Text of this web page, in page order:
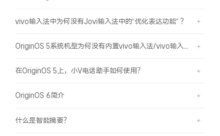
vivo输入法中为何没有Jovi输入法中的“优化表达功能” ？
在OriginOS 5上，小V电话助手如何使用？
OriginOS 6简介
什么是智能摘要？